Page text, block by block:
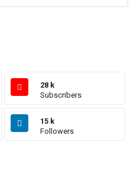
28 k
Subscribers
15 k
Followers